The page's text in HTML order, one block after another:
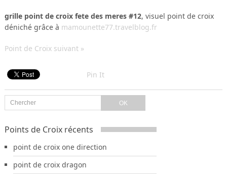
grille point de croix fete des meres #12, visuel point de croix
déniché grâce à mamounette77.travelblog.fr
Point de Croix suivant »
Pin It
Points de Croix récents
point de croix one direction
point de croix dragon